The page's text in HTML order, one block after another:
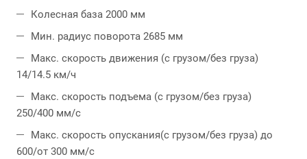
Колесная база 2000 мм
Мин. радиус поворота 2685 мм
Макс. скорость движения (с грузом/без груза)
14/14.5 км/ч
Макс. скорость подъема (с грузом/без груза)
250/400 мм/с
Макс. скорость опускания(с грузом/без груза) до
600/от 300 мм/с